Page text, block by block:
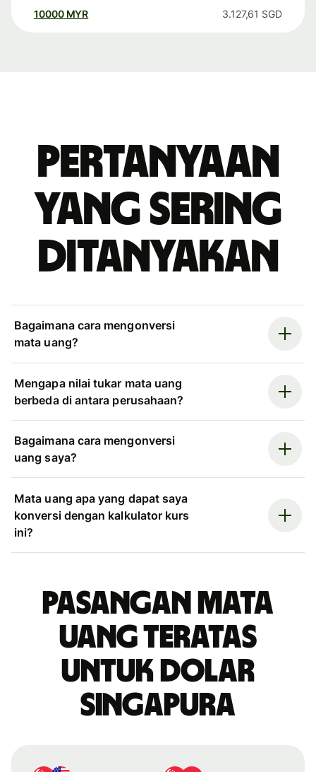
10000 MYR 3.127,61 SGD
Pertanyaan
yang sering
ditanyakan
Bagaimana cara mengonversi
mata uang?
Mengapa nilai tukar mata uang
berbeda di antara perusahaan?
Bagaimana cara mengonversi
uang saya?
Mata uang apa yang dapat saya
konversi dengan kalkulator kurs
ini?
Pasangan mata
uang teratas
untuk dolar
Singapura